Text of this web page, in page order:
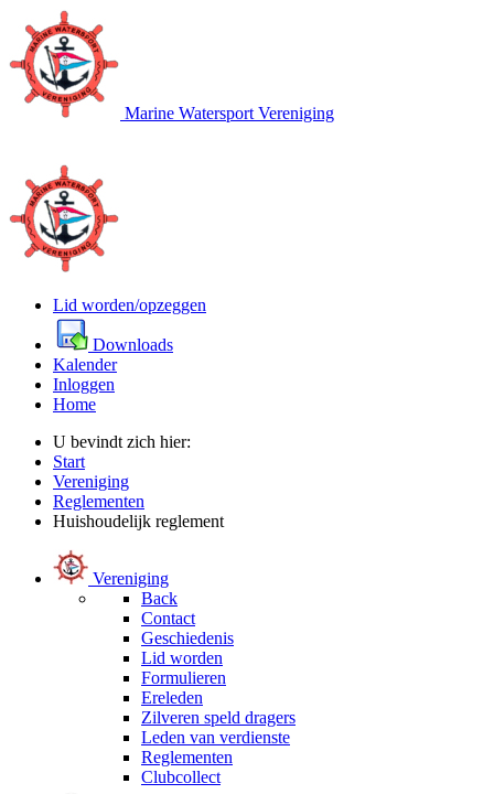
Marine Watersport Vereniging
Lid worden/opzeggen
Downloads
Kalender
Inloggen
Home
U bevindt zich hier:
Start
Vereniging
Reglementen
Huishoudelijk reglement
Vereniging
Back
Contact
Geschiedenis
Lid worden
Formulieren
Ereleden
Zilveren speld dragers
Leden van verdienste
Reglementen
Clubcollect